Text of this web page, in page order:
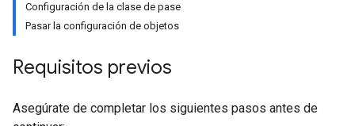
Configuración de la clase de pase
Pasar la configuración de objetos
Requisitos previos
Asegúrate de completar los siguientes pasos antes de